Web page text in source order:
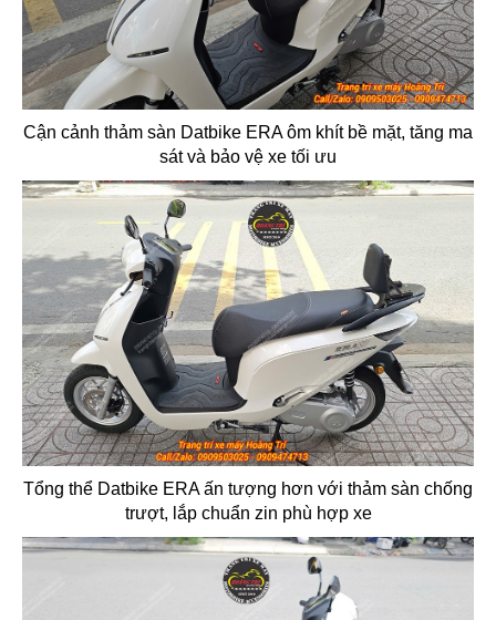
Cận cảnh thảm sàn Datbike ERA ôm khít bề mặt, tăng ma
sát và bảo vệ xe tối ưu
Tổng thể Datbike ERA ấn tượng hơn với thảm sàn chống
trượt, lắp chuẩn zin phù hợp xe